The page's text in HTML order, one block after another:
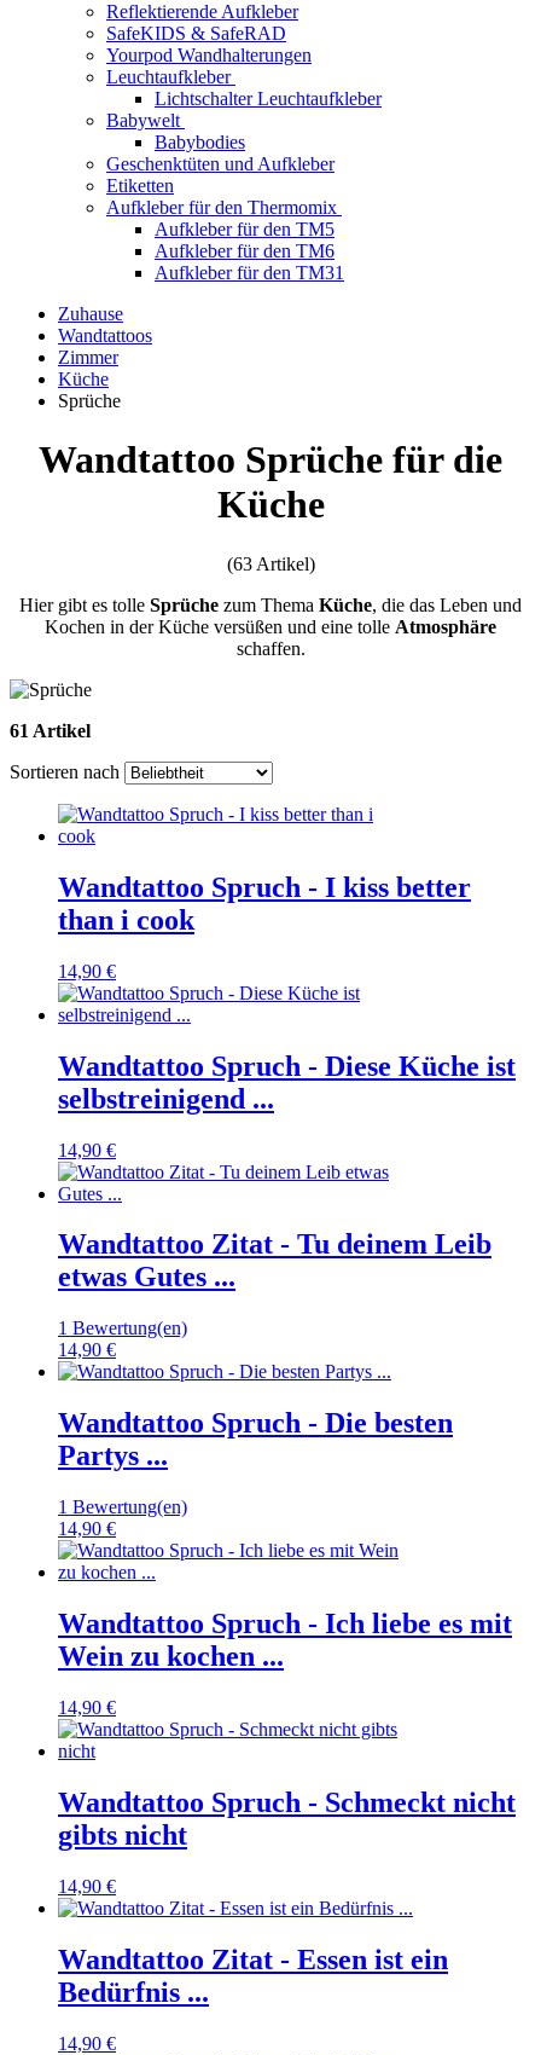
Reflektierende Aufkleber
SafeKIDS & SafeRAD
Yourpod Wandhalterungen
Leuchtaufkleber
Lichtschalter Leuchtaufkleber
Babywelt
Babybodies
Geschenktüten und Aufkleber
Etiketten
Aufkleber für den Thermomix
Aufkleber für den TM5
Aufkleber für den TM6
Aufkleber für den TM31
Zuhause
Wandtattoos
Zimmer
Küche
Sprüche
Wandtattoo Sprüche für die
Küche
(63 Artikel)
Hier gibt es tolle Sprüche zum Thema Küche, die das Leben und
Kochen in der Küche versüßen und eine tolle Atmosphäre
schaffen.
61 Artikel
Sortieren nach
Wandtattoo Spruch - I kiss better
than i cook
14,90 €
Wandtattoo Spruch - Diese Küche ist
selbstreinigend ...
14,90 €
Wandtattoo Zitat - Tu deinem Leib
etwas Gutes ...
1 Bewertung(en)
14,90 €
Wandtattoo Spruch - Die besten
Partys ...
1 Bewertung(en)
14,90 €
Wandtattoo Spruch - Ich liebe es mit
Wein zu kochen ...
14,90 €
Wandtattoo Spruch - Schmeckt nicht
gibts nicht
14,90 €
Wandtattoo Zitat - Essen ist ein
Bedürfnis ...
14,90 €